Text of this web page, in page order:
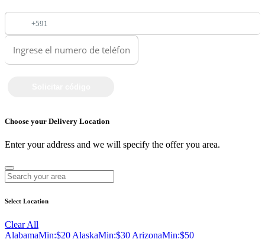
+591
Choose your Delivery Location
Enter your address and we will specify the offer you area.
Select Location
Clear All
AlabamaMin:$20 AlaskaMin:$30 ArizonaMin:$50